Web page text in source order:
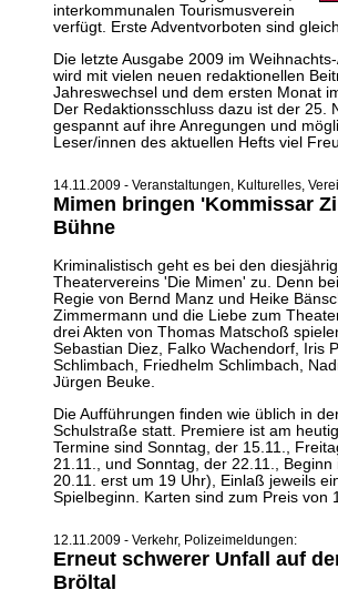
interkommunalen Tourismusverein
verfügt. Erste Adventvorboten sind
Die letzte Ausgabe 2009 im
wird mit vielen neuen redaktionellen
Jahreswechsel und dem ersten Monat
Der Redaktionsschluss dazu ist der 25.
gespannt auf ihre Anregungen und
Leser/innen des aktuellen Hefts viel
14.11.2009 - Veranstaltungen, Kulturelles,
Mimen bringen 'Kommissar
Bühne
Kriminalistisch geht es bei den
Theatervereins 'Die Mimen' zu. Denn
Regie von Bernd Manz und Heike
Zimmermann und die Liebe zum
drei Akten von Thomas Matschoß
Sebastian Diez, Falko Wachendorf, Iris
Schlimbach, Friedhelm Schlimbach,
Jürgen Beuke.
Die Aufführungen finden wie üblich in
Schulstraße statt. Premiere ist am
Termine sind Sonntag, der 15.11.,
21.11., und Sonntag, der 22.11.,
20.11. erst um 19 Uhr), Einlaß jeweils
Spielbeginn. Karten sind zum Preis von
12.11.2009 - Verkehr, Polizeimeldungen:
Erneut schwerer Unfall auf
Bröltal